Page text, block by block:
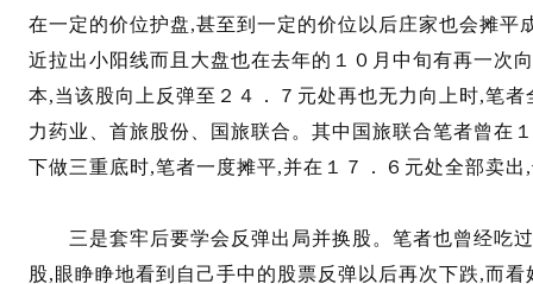
在一定的价位护盘,甚至到一定的价位以后庄家也会摊平
近拉出小阳线而且大盘也在去年的１０月中旬有再一次
本,当该股向上反弹至２４．７元处再也无力向上时,笔
力药业、首旅股份、国旅联合。其中国旅联合笔者曾在
下做三重底时,笔者一度摊平,并在１７．６元处全部卖出
三是套牢后要学会反弹出局并换股。笔者也曾经吃
股,眼睁睁地看到自己手中的股票反弹以后再次下跌,而